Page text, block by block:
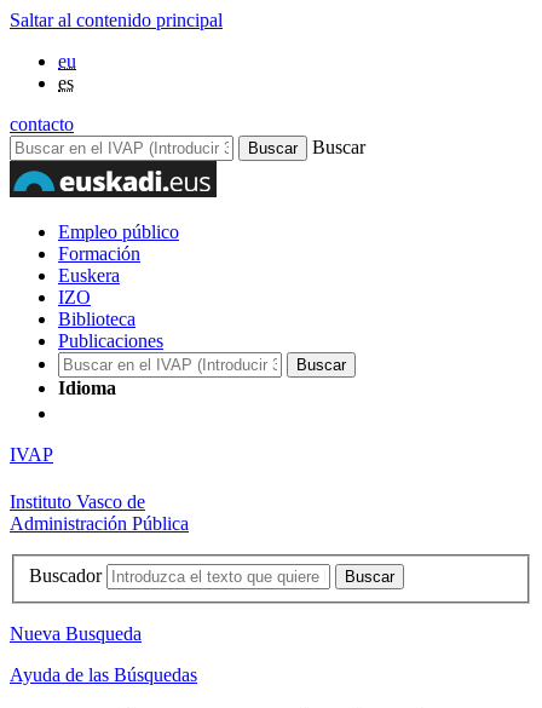
Saltar al contenido principal
eu
es
contacto
Buscar
Empleo público
Formación
Euskera
IZO
Biblioteca
Publicaciones
Idioma
IVAP
Instituto Vasco de
Administración Pública
Buscador
Nueva Busqueda
Ayuda de las Búsquedas